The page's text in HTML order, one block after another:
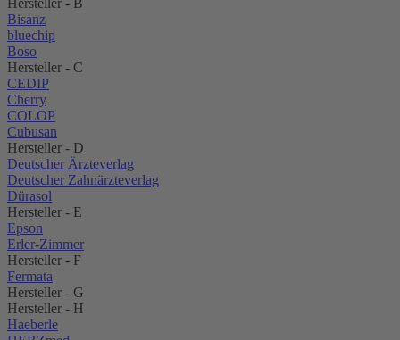
Hersteller - B
Bisanz
bluechip
Boso
Hersteller - C
CEDIP
Cherry
COLOP
Cubusan
Hersteller - D
Deutscher Ärzteverlag
Deutscher Zahnärzteverlag
Dürasol
Hersteller - E
Epson
Erler-Zimmer
Hersteller - F
Fermata
Hersteller - G
Hersteller - H
Haeberle